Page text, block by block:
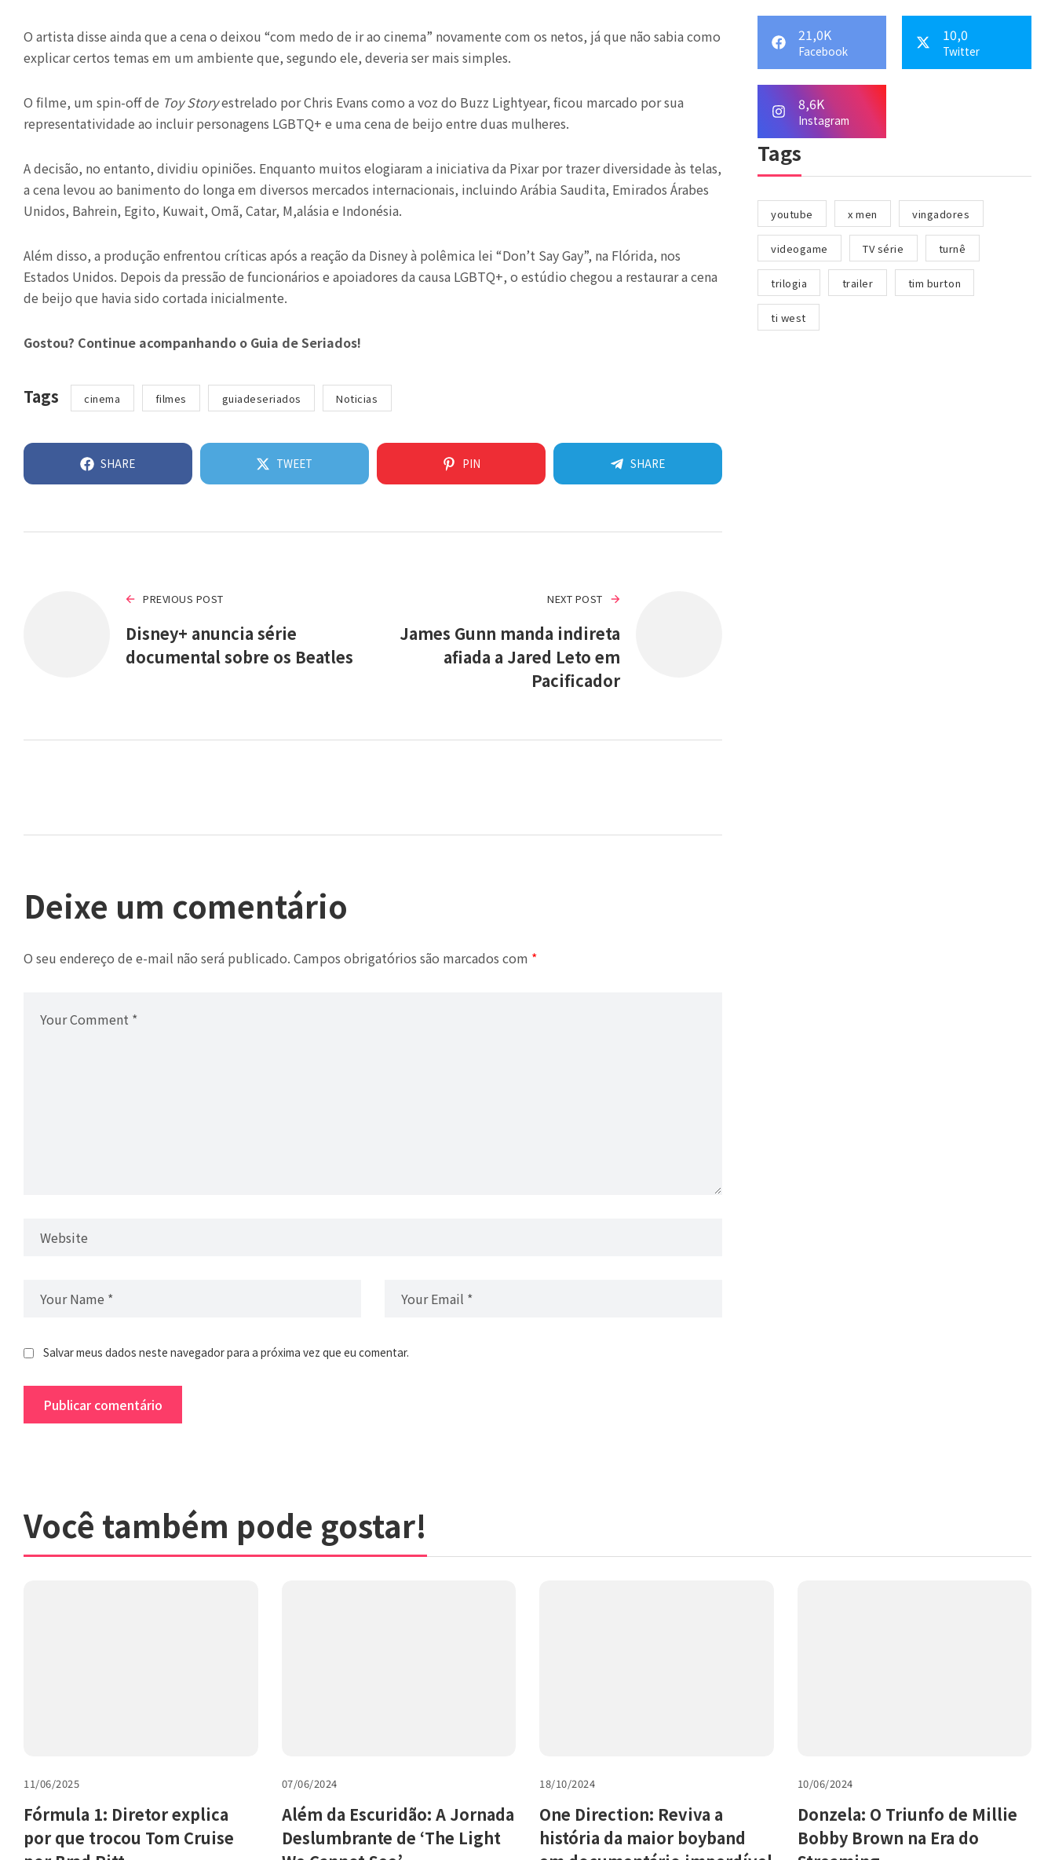
O artista disse ainda que a cena o deixou “com medo de ir ao cinema” novamente com os netos, já que não sabia como
explicar certos temas em um ambiente que, segundo ele, deveria ser mais simples.
O filme, um spin-off de Toy Storyestrelado por Chris Evans como a voz do Buzz Lightyear, ficou marcado por sua
representatividade ao incluir personagens LGBTQ+ e uma cena de beijo entre duas mulheres.
A decisão, no entanto, dividiu opiniões. Enquanto muitos elogiaram a iniciativa da Pixar por trazer diversidade às telas,
a cena levou ao banimento do longa em diversos mercados internacionais, incluindo Arábia Saudita, Emirados Árabes
Unidos, Bahrein, Egito, Kuwait, Omã, Catar, M,alásia e Indonésia.
Além disso, a produção enfrentou críticas após a reação da Disney à polêmica lei “Don’t Say Gay”, na Flórida, nos
Estados Unidos. Depois da pressão de funcionários e apoiadores da causa LGBTQ+, o estúdio chegou a restaurar a cena
de beijo que havia sido cortada inicialmente.
Gostou? Continue acompanhando o Guia de Seriados!
Tags cinema filmes guiadeseriados Noticias
SHARE TWEET PIN SHARE
PREVIOUS POST
Disney+ anuncia série
documental sobre os Beatles
NEXT POST
James Gunn manda indireta
afiada a Jared Leto em
Pacificador
Deixe um comentário
O seu endereço de e-mail não será publicado. Campos obrigatórios são marcados com *
Salvar meus dados neste navegador para a próxima vez que eu comentar.
21,0K
Facebook
10,0
Twitter
8,6K
Instagram
Tags
youtube x men vingadores
videogame TV série turnê
trilogia trailer tim burton
ti west
Você também pode gostar!
11/06/2025
Fórmula 1: Diretor explica
por que trocou Tom Cruise
07/06/2024
Além da Escuridão: A Jornada
Deslumbrante de ‘The Light
18/10/2024
One Direction: Reviva a
história da maior boyband
10/06/2024
Donzela: O Triunfo de Millie
Bobby Brown na Era do